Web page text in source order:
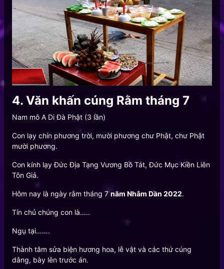
4. Văn khấn cúng Rằm tháng 7
Nam mô A Di Đà Phật (3 lần)
Con lạy chín phương trời, mười phương chư Phật, chư Phật
mười phương.
Con kính lạy Đức Địa Tạng Vương Bồ Tát, Đức Mục Kiền Liên
Tôn Giả.
Hôm nay là ngày rằm tháng 7 năm Nhâm Dần 2022.
Tín chủ chúng con là…..
Ngụ tại…….
Thành tâm sửa biện hương hoa, lễ vật và các thứ cúng
dâng, bày lên trước án.